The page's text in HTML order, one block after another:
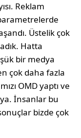
Reklam
Üstelik çok
Hatta
bir medya
çok daha fazla
OMD yaptı ve
İnsanlar bu
bizde çok